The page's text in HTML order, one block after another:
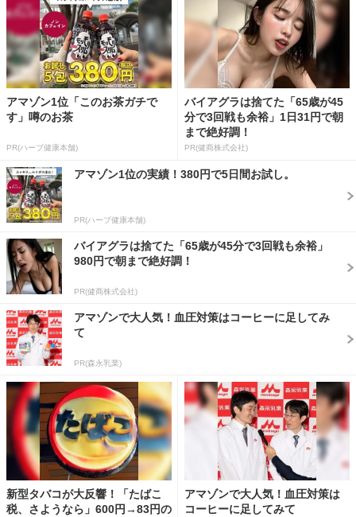
アマゾン1位「このお茶ガチで
す」噂のお茶
PR(ハーブ健康本舗)
バイアグラは捨てた「65歳が45
分で3回戦も余裕」1日31円で朝
まで絶好調！
PR(健商株式会社)
アマゾン1位の実績！380円で5日間お試し。
PR(ハーブ健康本舗)
バイアグラは捨てた「65歳が45分で3回戦も余裕」
980円で朝まで絶好調！
PR(健商株式会社)
アマゾンで大人気！血圧対策はコーヒーに足してみ
て
PR(森永乳業)
新型タバコが大反響！「たばこ
税、さようなら」600円→83円の
アマゾンで大人気！血圧対策は
コーヒーに足してみて